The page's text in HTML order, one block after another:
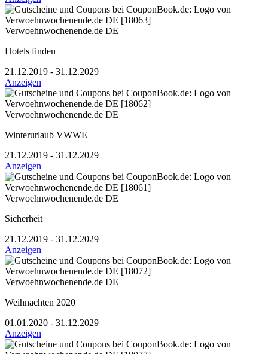
Verwoehnwochenende.de DE
Hotels finden
21.12.2019 - 31.12.2029
Anzeigen
Verwoehnwochenende.de DE
Winterurlaub VWWE
21.12.2019 - 31.12.2029
Anzeigen
Verwoehnwochenende.de DE
Sicherheit
21.12.2019 - 31.12.2029
Anzeigen
Verwoehnwochenende.de DE
Weihnachten 2020
01.01.2020 - 31.12.2029
Anzeigen